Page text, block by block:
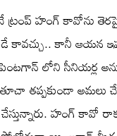
ట్రంప్ హంగ్ కావోను
కానీ ఆయన
పెంటగాన్ లోని సీనియర్ల
తూచా తప్పకుండా
హంగ్ కావో